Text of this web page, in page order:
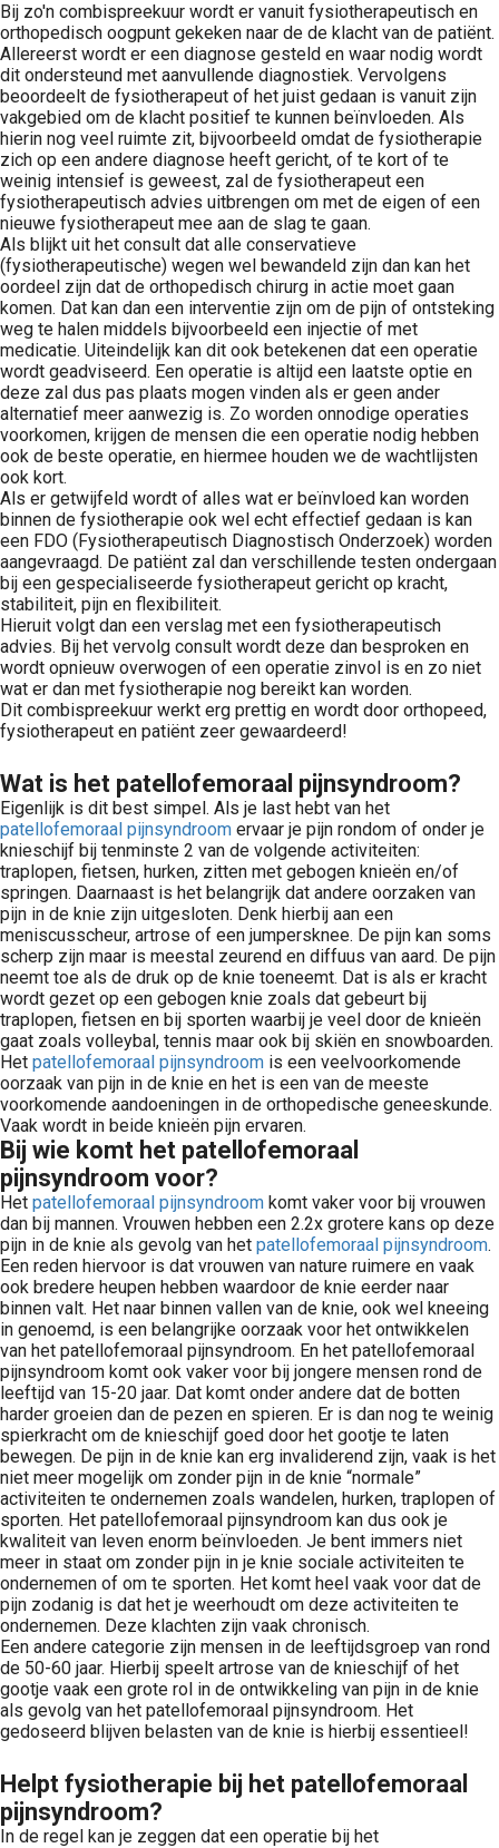
Bij zo'n combispreekuur wordt er vanuit fysiotherapeutisch en
orthopedisch oogpunt gekeken naar de de klacht van de patiënt.
Allereerst wordt er een diagnose gesteld en waar nodig wordt
dit ondersteund met aanvullende diagnostiek. Vervolgens
beoordeelt de fysiotherapeut of het juist gedaan is vanuit zijn
vakgebied om de klacht positief te kunnen beïnvloeden. Als
hierin nog veel ruimte zit, bijvoorbeeld omdat de fysiotherapie
zich op een andere diagnose heeft gericht, of te kort of te
weinig intensief is geweest, zal de fysiotherapeut een
fysiotherapeutisch advies uitbrengen om met de eigen of een
nieuwe fysiotherapeut mee aan de slag te gaan.
Als blijkt uit het consult dat alle conservatieve
(fysiotherapeutische) wegen wel bewandeld zijn dan kan het
oordeel zijn dat de orthopedisch chirurg in actie moet gaan
komen. Dat kan dan een interventie zijn om de pijn of ontsteking
weg te halen middels bijvoorbeeld een injectie of met
medicatie. Uiteindelijk kan dit ook betekenen dat een operatie
wordt geadviseerd. Een operatie is altijd een laatste optie en
deze zal dus pas plaats mogen vinden als er geen ander
alternatief meer aanwezig is. Zo worden onnodige operaties
voorkomen, krijgen de mensen die een operatie nodig hebben
ook de beste operatie, en hiermee houden we de wachtlijsten
ook kort.
Als er getwijfeld wordt of alles wat er beïnvloed kan worden
binnen de fysiotherapie ook wel echt effectief gedaan is kan
een FDO (Fysiotherapeutisch Diagnostisch Onderzoek) worden
aangevraagd. De patiënt zal dan verschillende testen ondergaan
bij een gespecialiseerde fysiotherapeut gericht op kracht,
stabiliteit, pijn en flexibiliteit.
Hieruit volgt dan een verslag met een fysiotherapeutisch
advies. Bij het vervolg consult wordt deze dan besproken en
wordt opnieuw overwogen of een operatie zinvol is en zo niet
wat er dan met fysiotherapie nog bereikt kan worden.
Dit combispreekuur werkt erg prettig en wordt door orthopeed,
fysiotherapeut en patiënt zeer gewaardeerd!
Wat is het patellofemoraal pijnsyndroom?
Eigenlijk is dit best simpel. Als je last hebt van het
patellofemoraal pijnsyndroom ervaar je pijn rondom of onder je
knieschijf bij tenminste 2 van de volgende activiteiten:
traplopen, fietsen, hurken, zitten met gebogen knieën en/of
springen. Daarnaast is het belangrijk dat andere oorzaken van
pijn in de knie zijn uitgesloten. Denk hierbij aan een
meniscusscheur, artrose of een jumpersknee. De pijn kan soms
scherp zijn maar is meestal zeurend en diffuus van aard. De pijn
neemt toe als de druk op de knie toeneemt. Dat is als er kracht
wordt gezet op een gebogen knie zoals dat gebeurt bij
traplopen, fietsen en bij sporten waarbij je veel door de knieën
gaat zoals volleybal, tennis maar ook bij skiën en snowboarden.
Het patellofemoraal pijnsyndroom is een veelvoorkomende
oorzaak van pijn in de knie en het is een van de meeste
voorkomende aandoeningen in de orthopedische geneeskunde.
Vaak wordt in beide knieën pijn ervaren.
Bij wie komt het patellofemoraal
pijnsyndroom voor?
Het patellofemoraal pijnsyndroom komt vaker voor bij vrouwen
dan bij mannen. Vrouwen hebben een 2.2x grotere kans op deze
pijn in de knie als gevolg van het patellofemoraal pijnsyndroom.
Een reden hiervoor is dat vrouwen van nature ruimere en vaak
ook bredere heupen hebben waardoor de knie eerder naar
binnen valt. Het naar binnen vallen van de knie, ook wel kneeing
in genoemd, is een belangrijke oorzaak voor het ontwikkelen
van het patellofemoraal pijnsyndroom. En het patellofemoraal
pijnsyndroom komt ook vaker voor bij jongere mensen rond de
leeftijd van 15-20 jaar. Dat komt onder andere dat de botten
harder groeien dan de pezen en spieren. Er is dan nog te weinig
spierkracht om de knieschijf goed door het gootje te laten
bewegen. De pijn in de knie kan erg invaliderend zijn, vaak is het
niet meer mogelijk om zonder pijn in de knie “normale”
activiteiten te ondernemen zoals wandelen, hurken, traplopen of
sporten. Het patellofemoraal pijnsyndroom kan dus ook je
kwaliteit van leven enorm beïnvloeden. Je bent immers niet
meer in staat om zonder pijn in je knie sociale activiteiten te
ondernemen of om te sporten. Het komt heel vaak voor dat de
pijn zodanig is dat het je weerhoudt om deze activiteiten te
ondernemen. Deze klachten zijn vaak chronisch.
Een andere categorie zijn mensen in de leeftijdsgroep van rond
de 50-60 jaar. Hierbij speelt artrose van de knieschijf of het
gootje vaak een grote rol in de ontwikkeling van pijn in de knie
als gevolg van het patellofemoraal pijnsyndroom. Het
gedoseerd blijven belasten van de knie is hierbij essentieel!
Helpt fysiotherapie bij het patellofemoraal
pijnsyndroom?
In de regel kan je zeggen dat een operatie bij het